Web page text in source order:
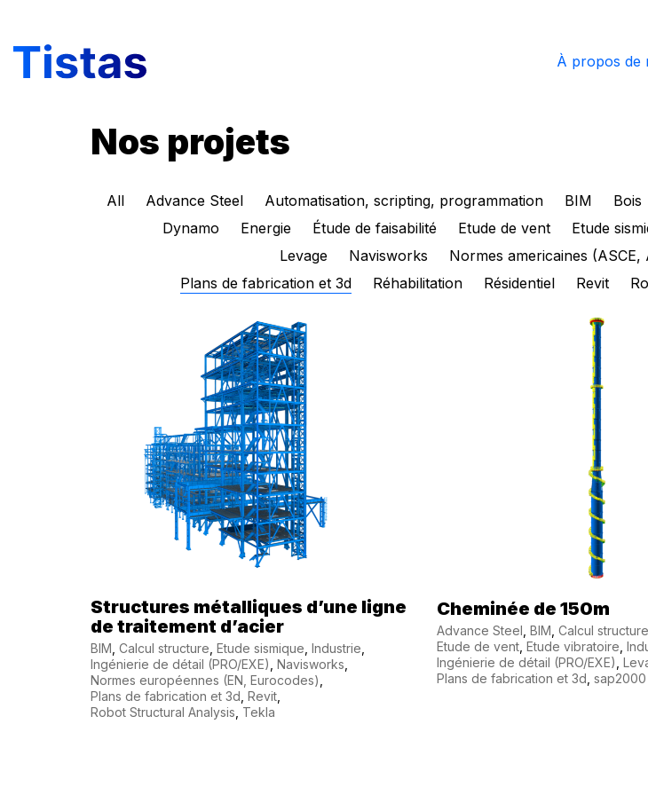
À propos de
Nos projets
All Advance Steel Automatisation, scripting, programmation BIM Bois
Dynamo
Energie Étude de faisabilité Etude de vent Etude
Levage
Navisworks Normes americaines (ASCE,
Plans de fabrication et 3d
Réhabilitation Résidentiel Revit
Structures métalliques d’une ligne
de traitement d’acier
BIM Calcul structure Etude sismique Industrie
Ingénierie de détail (PRO/EXE) Navisworks
Normes européennes (EN, Eurocodes)
Plans de fabrication et 3d Revit
Robot Structural Analysis Tekla
Cheminée de 150m
Advance Steel BIM Calcul structure
Etude de vent, Etude vibratoire
Ingénierie de détail (PRO/EXE)
Plans de fabrication et 3d sap2000